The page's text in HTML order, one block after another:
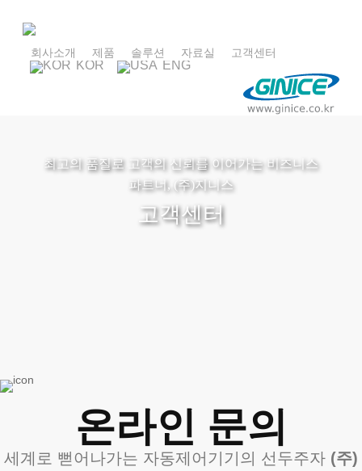
content
회사소개 제품 솔루션 자료실 고객센터
KOR ENG
최고의 품질로 고객의 신뢰를 이어가는 비즈니스
파트너, (주)지니스
고객센터
온라인 문의
세계로 뻗어나가는 자동제어기기의 선두주자 (주)